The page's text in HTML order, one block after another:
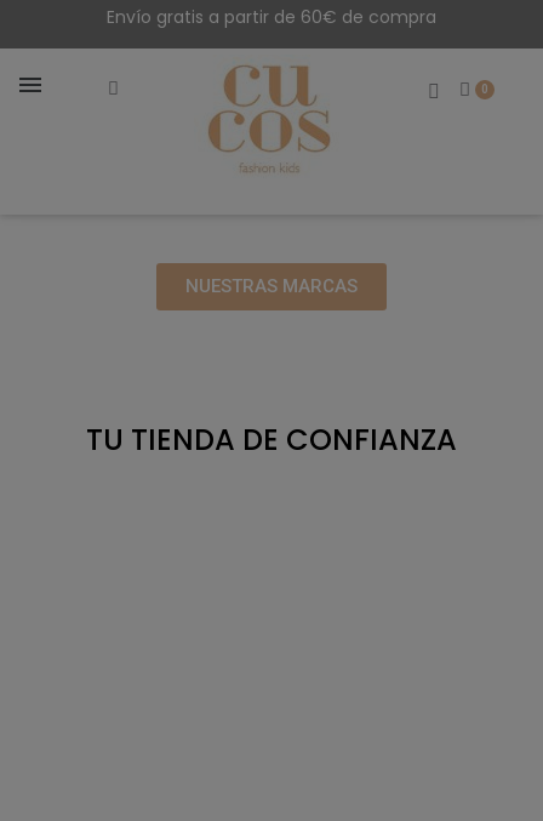
Envío gratis a partir de 60€ de compra
NUESTRAS MARCAS
TU TIENDA DE CONFIANZA